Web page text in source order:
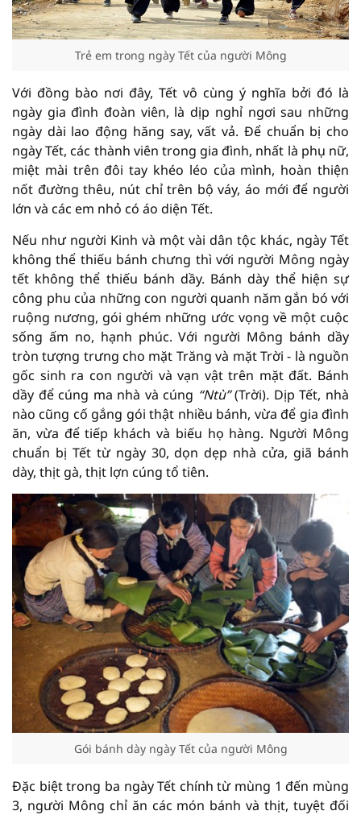
Trẻ em trong ngày Tết của người Mông
Với đồng bào nơi đây, Tết vô cùng ý nghĩa bởi đó là
ngày gia đình đoàn viên, là dịp nghỉ ngơi sau những
ngày dài lao động hăng say, vất vả. Để chuẩn bị cho
ngày Tết, các thành viên trong gia đình, nhất là phụ nữ,
miệt mài trên đôi tay khéo léo của mình, hoàn thiện
nốt đường thêu, nút chỉ trên bộ váy, áo mới để người
lớn và các em nhỏ có áo diện Tết.
Nếu như người Kinh và một vài dân tộc khác, ngày Tết
không thể thiếu bánh chưng thì với người Mông ngày
tết không thể thiếu bánh dầy. Bánh dày thể hiện sự
công phu của những con người quanh năm gắn bó với
ruộng nương, gói ghém những ước vọng về một cuộc
sống ấm no, hạnh phúc. Với người Mông bánh dầy
tròn tượng trưng cho mặt Trăng và mặt Trời - là nguồn
gốc sinh ra con người và vạn vật trên mặt đất. Bánh
dầy để cúng ma nhà và cúng “Ntù”(Trời). Dịp Tết, nhà
nào cũng cố gắng gói thật nhiều bánh, vừa để gia đình
ăn, vừa để tiếp khách và biếu họ hàng. Người Mông
chuẩn bị Tết từ ngày 30, dọn dẹp nhà cửa, giã bánh
dày, thịt gà, thịt lợn cúng tổ tiên.
Gói bánh dày ngày Tết của người Mông
Đặc biệt trong ba ngày Tết chính từ mùng 1 đến mùng
3, người Mông chỉ ăn các món bánh và thịt, tuyệt đối